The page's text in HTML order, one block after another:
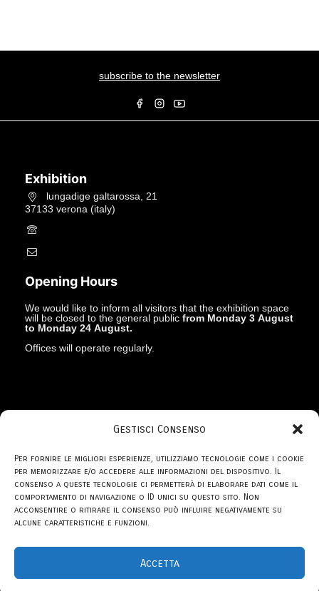
Gestisci Consenso
Per fornire le migliori esperienze, utilizziamo tecnologie come i cookie
per memorizzare e/o accedere alle informazioni del dispositivo. Il
consenso a queste tecnologie ci permetterà di elaborare dati come il
comportamento di navigazione o ID unici su questo sito. Non
acconsentire o ritirare il consenso può influire negativamente su
alcune caratteristiche e funzioni.
Accetta
subscribe to the newsletter
Exhibition
lungadige galtarossa, 21
37133 verona (italy)
Opening Hours
We would like to inform all visitors that the exhibition space
will be closed to the general public from Monday 3 August
to Monday 24 August.
Offices will operate regularly.
© 1969 - 2026Studio la Città
privacy policy